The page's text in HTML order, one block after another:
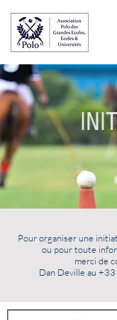
Pour organiser une
ou pour toute
merci de
Dan Deville au +33